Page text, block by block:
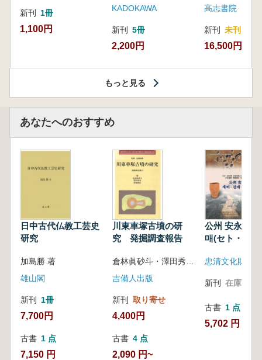
新刊 1冊
1,100円
KADOKAWA
新刊 5冊
2,200円
高志書院
新刊 未刊
16,500円
もっと見る
あなたへのおすすめ
日中古代仏教工芸史
研究
加島勝 著
雄山閣
新刊 1冊
7,700円
古書 1 点
7,150 円
川東車塚古墳の研
究 発掘調査報告
吉備人出版
新刊 取り寄せ
4,400円
古書 4 点
2,090 円~
公州 安永里
매(セト・シ
忠清文化財研
新刊 在庫なし
古書 1 点
5,702 円